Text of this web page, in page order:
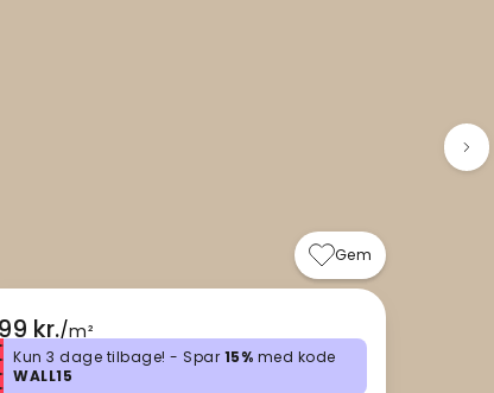
Gem
kr./m²
Kun 3 dage tilbage! - Spar 15% med kode
WALL15